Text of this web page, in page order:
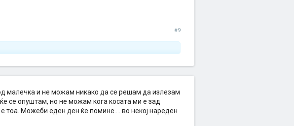
#9
малечка и не можам никако да се решам да излезам
се опуштам, но не можам кога косата ми е зад
тоа. Можеби еден ден ќе помине.... во некој нареден